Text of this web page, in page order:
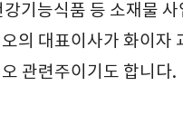
기능식품 등 소재물 사
의 대표이사가 화이자
관련주이기도 합니다.